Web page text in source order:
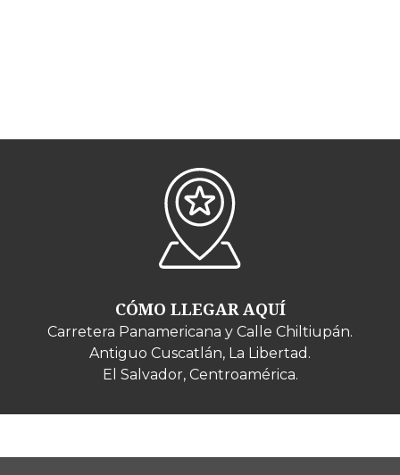
CÓMO LLEGAR AQUÍ
Carretera Panamericana y Calle Chiltiupán.
Antiguo Cuscatlán, La Libertad.
El Salvador, Centroamérica.